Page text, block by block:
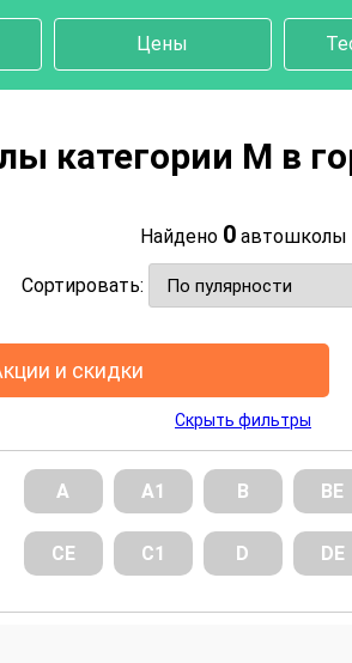
Цены
категории M в
Найдено 0автошколы
Сортировать:
и скидки
Скрыть фильтры
А А1 В ВE
СE С1 D DE